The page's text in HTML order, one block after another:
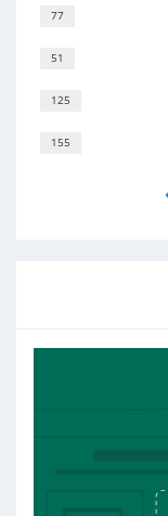
77
51
125
155